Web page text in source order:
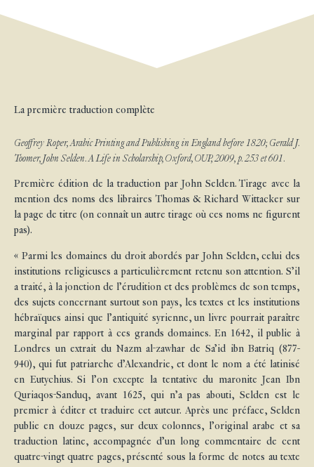
La première traduction complète
Geoffrey Roper, Arabic Printing and Publishing in England before 1820; Gerald J.
Toomer, John Selden. A Life in Scholarship, Oxford, OUP, 2009, p. 253 et 601.
Première édition de la traduction par John Selden. Tirage avec la
mention des noms des libraires Thomas & Richard Wittacker sur
la page de titre (on connaît un autre tirage où ces noms ne figurent
pas).
« Parmi les domaines du droit abordés par John Selden, celui des
institutions religieuses a particulièrement retenu son attention. S’il
a traité, à la jonction de l’érudition et des problèmes de son temps,
des sujets concernant surtout son pays, les textes et les institutions
hébraïques ainsi que l’antiquité syrienne, un livre pourrait paraître
marginal par rapport à ces grands domaines. En 1642, il publie à
Londres un extrait du Nazm al-zawhar de Sa’id ibn Batriq (877-
940), qui fut patriarche d’Alexandrie, et dont le nom a été latinisé
en Eutychius. Si l’on excepte la tentative du maronite Jean Ibn
Quriaqos-Sanduq, avant 1625, qui n’a pas abouti, Selden est le
premier à éditer et traduire cet auteur. Après une préface, Selden
publie en douze pages, sur deux colonnes, l’original arabe et sa
traduction latine, accompagnée d’un long commentaire de cent
quatre-vingt quatre pages, présenté sous la forme de notes au texte